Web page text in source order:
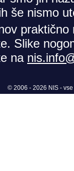
še nismo
Slike
na
© 2006 - 2026 NIS -